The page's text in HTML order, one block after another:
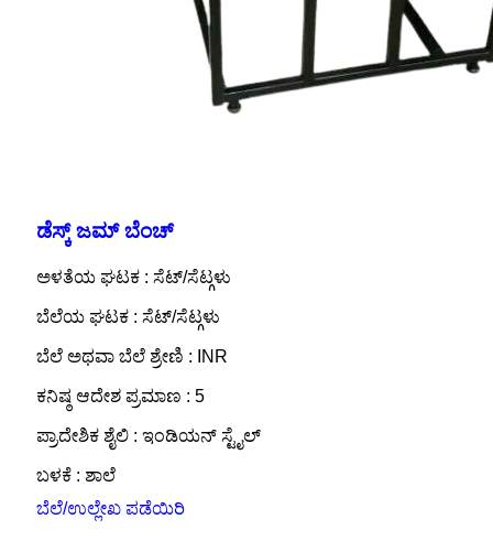
ಡೆಸ್ಕ್ ಜಮ್ ಬೆಂಚ್
ಅಳತೆಯ ಘಟಕ : ಸೆಟ್/ಸೆಟ್ಗಳು
ಬೆಲೆಯ ಘಟಕ : ಸೆಟ್/ಸೆಟ್ಗಳು
ಬೆಲೆ ಅಥವಾ ಬೆಲೆ ಶ್ರೇಣಿ : INR
ಕನಿಷ್ಠ ಆದೇಶ ಪ್ರಮಾಣ : 5
ಪ್ರಾದೇಶಿಕ ಶೈಲಿ : ಇಂಡಿಯನ್ ಸ್ಟೈಲ್
ಬಳಕೆ : ಶಾಲೆ
ಬೆಲೆ/ಉಲ್ಲೇಖ ಪಡೆಯಿರಿ